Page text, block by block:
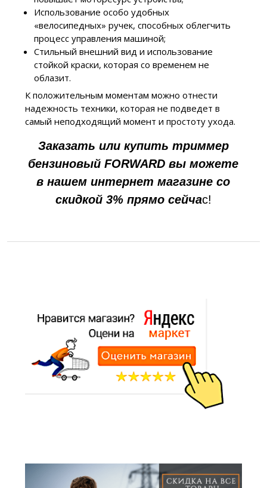
Использование особо удобных
«велосипедных» ручек, способных облегчить
процесс управления машиной;
Стильный внешний вид и использование
стойкой краски, которая со временем не
облазит.
К положительным моментам можно отнести
надежность техники, которая не подведет в
самый неподходящий момент и простоту ухода.
Заказать или купить триммер
бензиновый FORWARD вы можете
в нашем интернет магазине со
скидкой 3% прямо сейчас!